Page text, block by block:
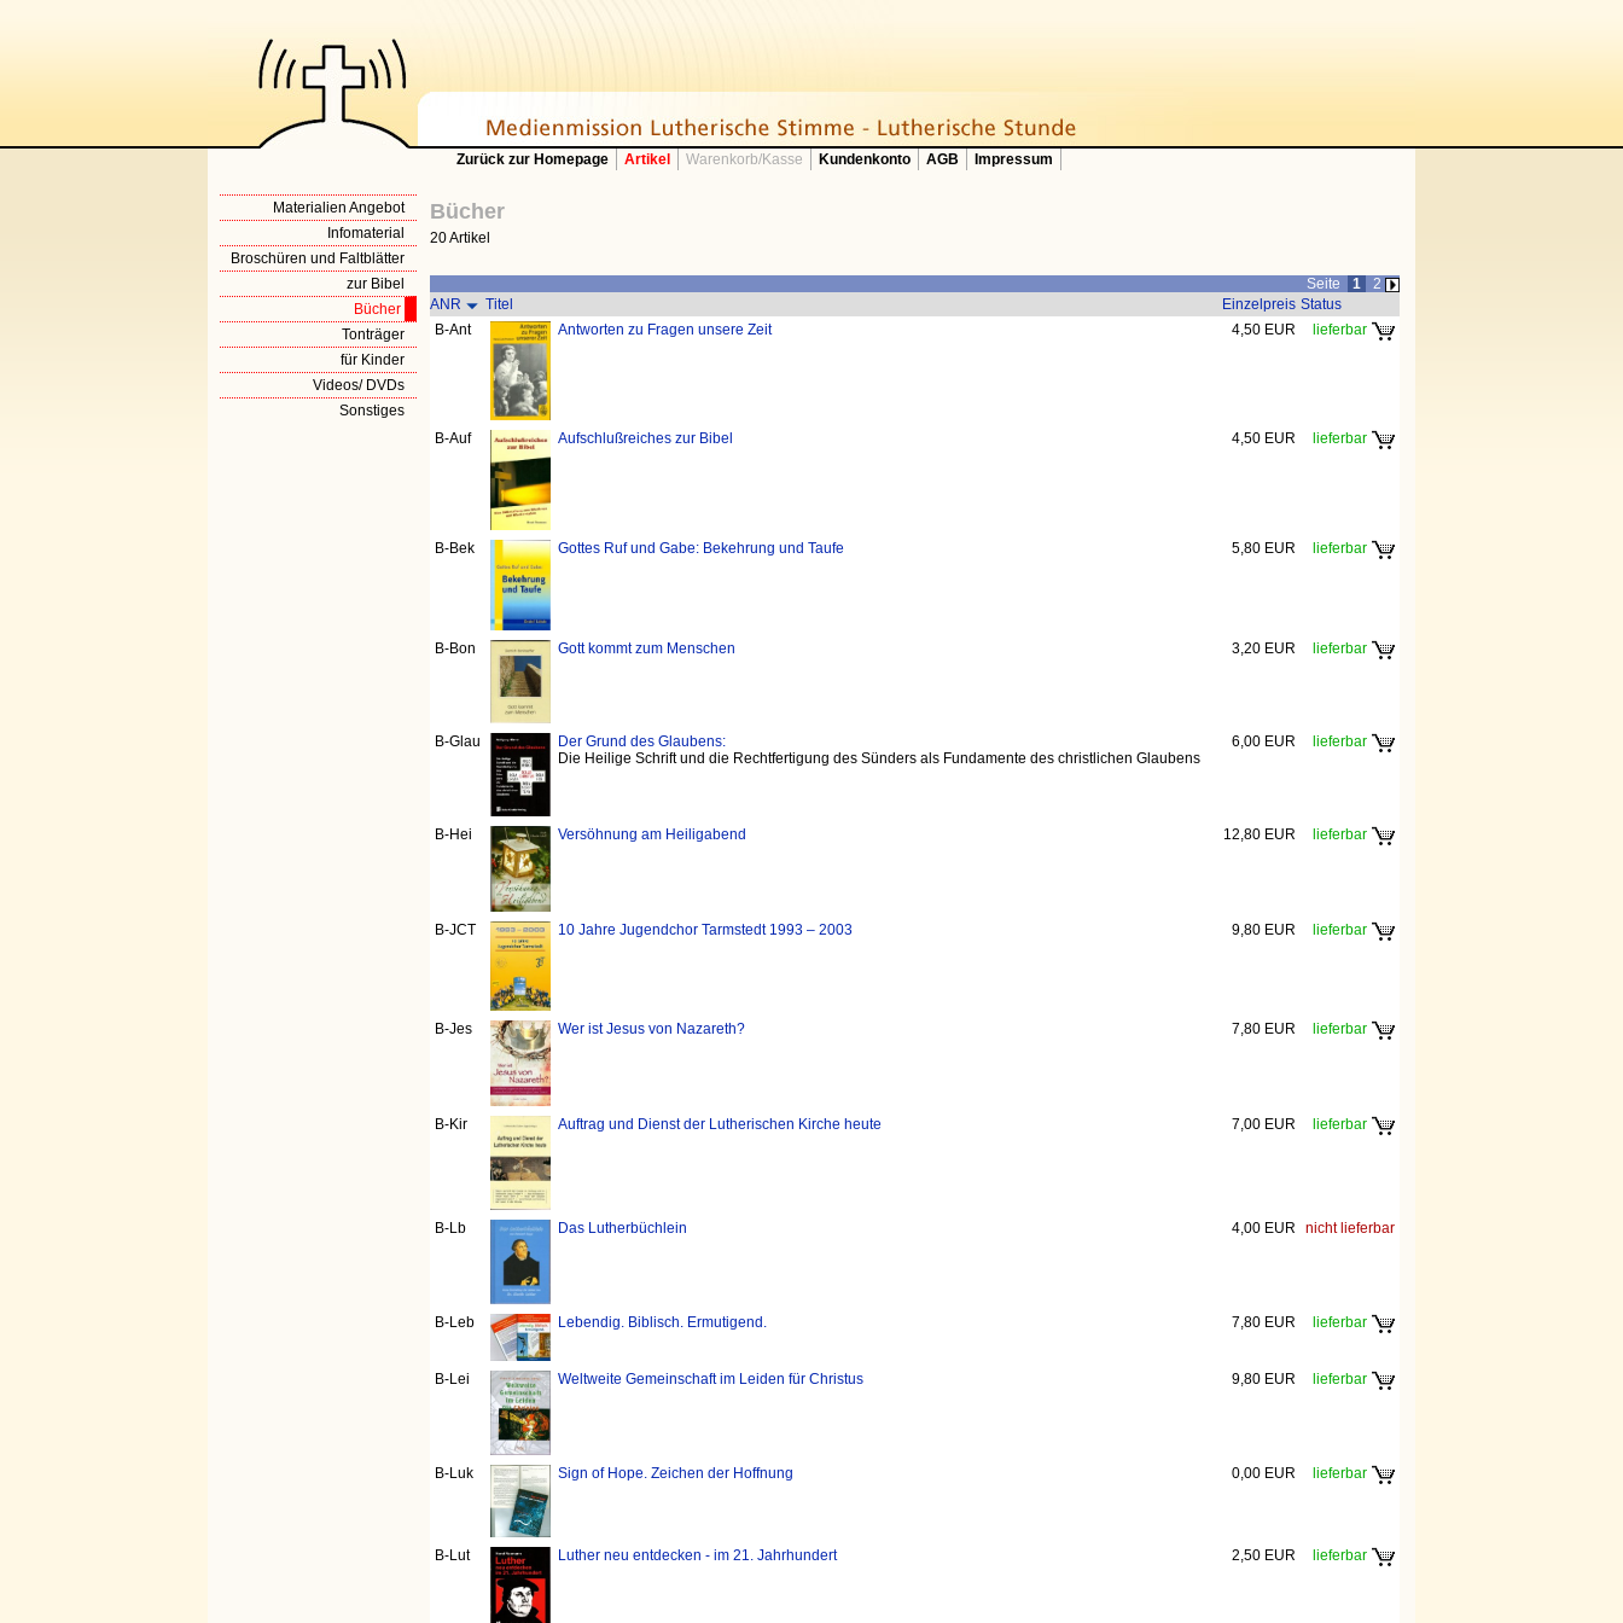
Zurück zur Homepage Artikel Warenkorb/Kasse Kundenkonto AGB Impressum
Materialien Angebot
Infomaterial
Broschüren und Faltblätter
zur Bibel
Bücher
Tonträger
für Kinder
Videos/ DVDs
Sonstiges
Bücher
20 Artikel
Seite 1
2
ANR
Titel Einzelpreis Status
B-Ant
Antworten zu Fragen unsere Zeit 4,50 EUR lieferbar
B-Auf Aufschlußreiches zur Bibel 4,50 EUR lieferbar
B-Bek Gottes Ruf und Gabe: Bekehrung und Taufe 5,80 EUR lieferbar
B-Bon Gott kommt zum Menschen 3,20 EUR lieferbar
B-Glau
Der Grund des Glaubens:
Die Heilige Schrift und die Rechtfertigung des Sünders als Fundamente des christlichen Glaubens
6,00 EUR lieferbar
B-Hei Versöhnung am Heiligabend 12,80 EUR lieferbar
B-JCT 10 Jahre Jugendchor Tarmstedt 1993 – 2003 9,80 EUR lieferbar
B-Jes Wer ist Jesus von Nazareth? 7,80 EUR lieferbar
B-Kir Auftrag und Dienst der Lutherischen Kirche heute 7,00 EUR lieferbar
B-Lb Das Lutherbüchlein 4,00 EUR nicht lieferbar
B-Leb Lebendig. Biblisch. Ermutigend. 7,80 EUR lieferbar
B-Lei Weltweite Gemeinschaft im Leiden für Christus 9,80 EUR lieferbar
B-Luk Sign of Hope. Zeichen der Hoffnung 0,00 EUR lieferbar
B-Lut Luther neu entdecken - im 21. Jahrhundert 2,50 EUR lieferbar